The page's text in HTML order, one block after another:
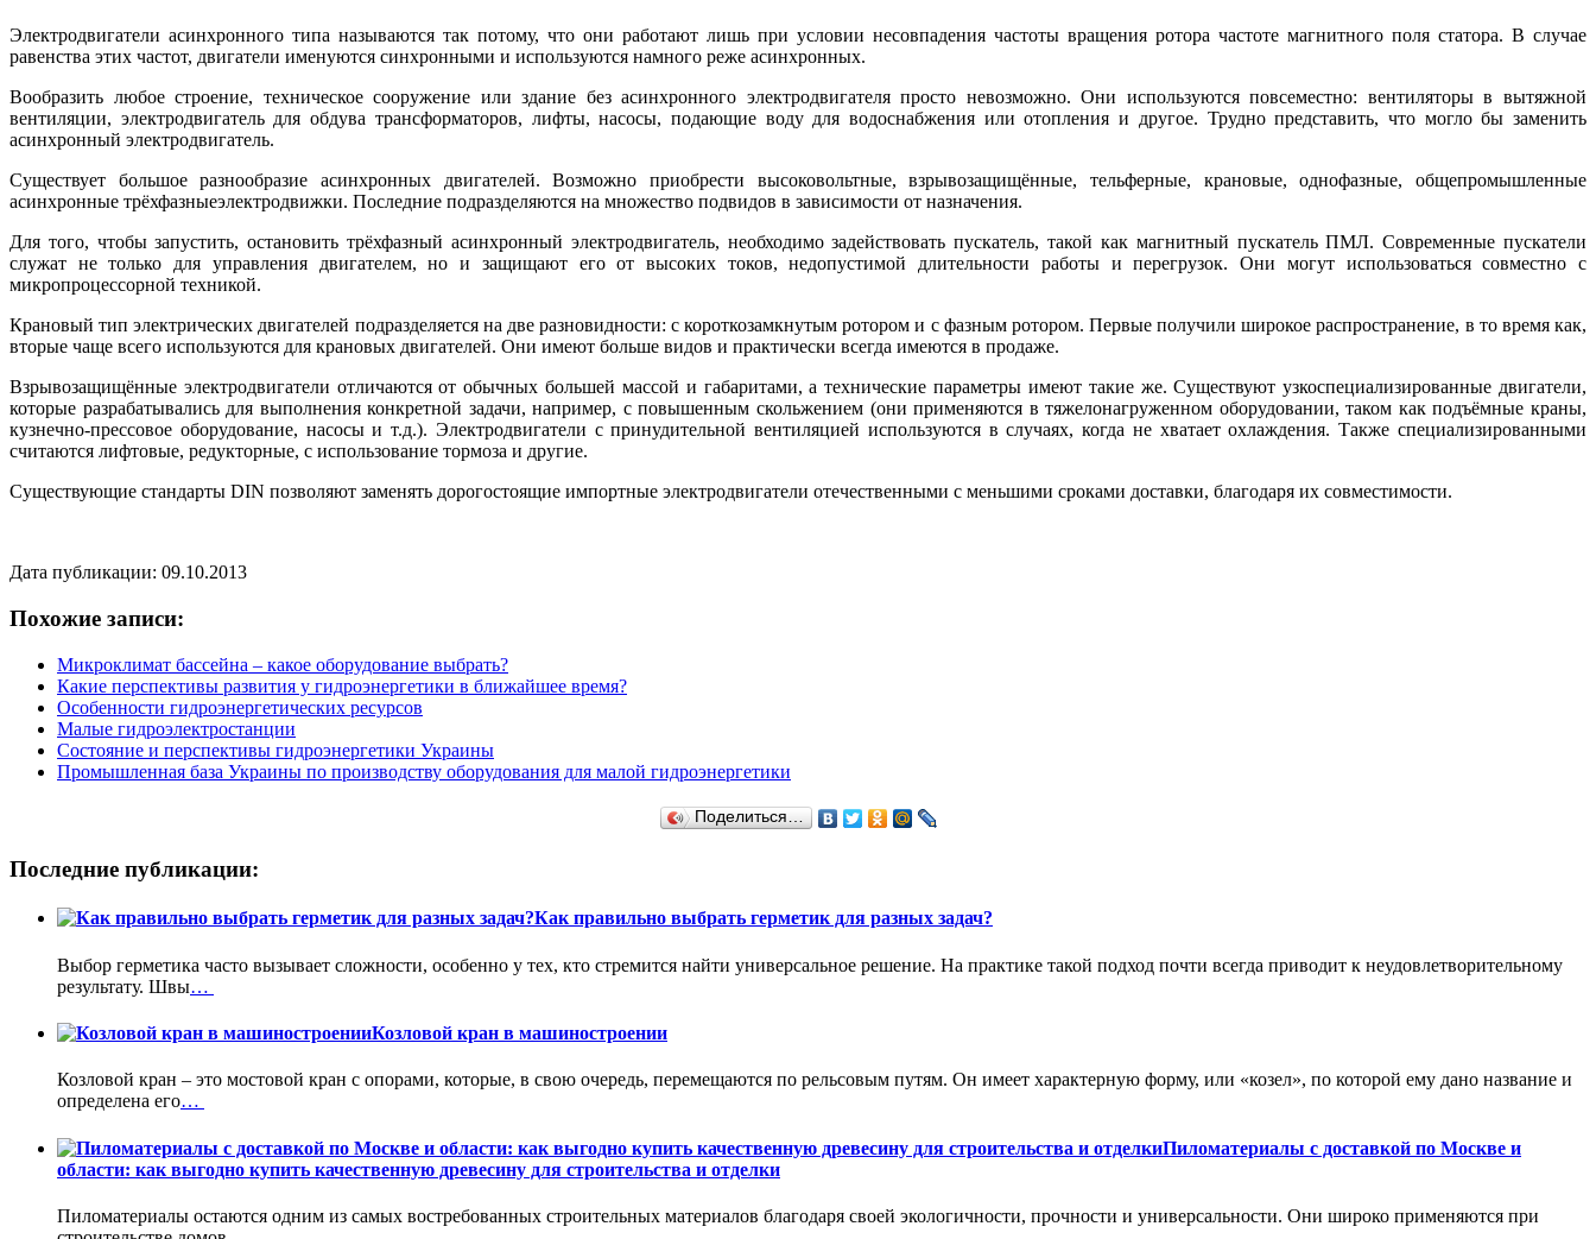
Электродвигатели асинхронного типа называются так потому, что они работают лишь при условии несовпадения частоты вращения ротора частоте магнитного поля статора. В случае
равенства этих частот, двигатели именуются синхронными и используются намного реже асинхронных.
Вообразить любое строение, техническое сооружение или здание без асинхронного электродвигателя просто невозможно. Они используются повсеместно: вентиляторы в вытяжной
вентиляции, электродвигатель для обдува трансформаторов, лифты, насосы, подающие воду для водоснабжения или отопления и другое. Трудно представить, что могло бы заменить
асинхронный электродвигатель.
Существует большое разнообразие асинхронных двигателей. Возможно приобрести высоковольтные, взрывозащищённые, тельферные, крановые, однофазные, общепромышленные
асинхронные трёхфазныеэлектродвижки. Последние подразделяются на множество подвидов в зависимости от назначения.
Для того, чтобы запустить, остановить трёхфазный асинхронный электродвигатель, необходимо задействовать пускатель, такой как магнитный пускатель ПМЛ. Современные пускатели
служат не только для управления двигателем, но и защищают его от высоких токов, недопустимой длительности работы и перегрузок. Они могут использоваться совместно с
микропроцессорной техникой.
Крановый тип электрических двигателей подразделяется на две разновидности: с короткозамкнутым ротором и с фазным ротором. Первые получили широкое распространение, в то время как,
вторые чаще всего используются для крановых двигателей. Они имеют больше видов и практически всегда имеются в продаже.
Взрывозащищённые электродвигатели отличаются от обычных большей массой и габаритами, а технические параметры имеют такие же. Существуют узкоспециализированные двигатели,
которые разрабатывались для выполнения конкретной задачи, например, с повышенным скольжением (они применяются в тяжелонагруженном оборудовании, таком как подъёмные краны,
кузнечно-прессовое оборудование, насосы и т.д.). Электродвигатели с принудительной вентиляцией используются в случаях, когда не хватает охлаждения. Также специализированными
считаются лифтовые, редукторные, с использование тормоза и другие.
Существующие стандарты DIN позволяют заменять дорогостоящие импортные электродвигатели отечественными с меньшими сроками доставки, благодаря их совместимости.
Дата публикации: 09.10.2013
Похожие записи:
Микроклимат бассейна – какое оборудование выбрать?
Какие перспективы развития у гидроэнергетики в ближайшее время?
Особенности гидроэнергетических ресурсов
Малые гидроэлектростанции
Состояние и перспективы гидроэнергетики Украины
Промышленная база Украины по производству оборудования для малой гидроэнергетики
Поделиться…
Последние публикации:
Как правильно выбрать герметик для разных задач?
Выбор герметика часто вызывает сложности, особенно у тех, кто стремится найти универсальное решение. На практике такой подход почти всегда приводит к неудовлетворительному
результату. Швы…
Козловой кран в машиностроении
Козловой кран – это мостовой кран с опорами, которые, в свою очередь, перемещаются по рельсовым путям. Он имеет характерную форму, или «козел», по которой ему дано название и
определена его…
Пиломатериалы с доставкой по Москве и
области: как выгодно купить качественную древесину для строительства и отделки
Пиломатериалы остаются одним из самых востребованных строительных материалов благодаря своей экологичности, прочности и универсальности. Они широко применяются при